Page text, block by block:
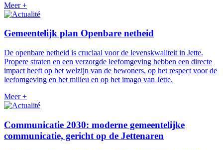
Meer +
Gemeentelijk plan Openbare netheid
De openbare netheid is cruciaal voor de levenskwaliteit in Jette.
Propere straten en een verzorgde leefomgeving hebben een directe
impact heeft op het welzijn van de bewoners, op het respect voor de
leefomgeving en het milieu en op het imago van Jette.
Meer +
Communicatie 2030: moderne gemeentelijke
communicatie, gericht op de Jettenaren